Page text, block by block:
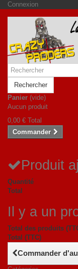
Connexion
Rechercher
Panier (vide)
Aucun produit
0,00 € Total
Commander
Produit
Quantité
Total
Il y a un
Total des produits
Total (TTC)
Commander